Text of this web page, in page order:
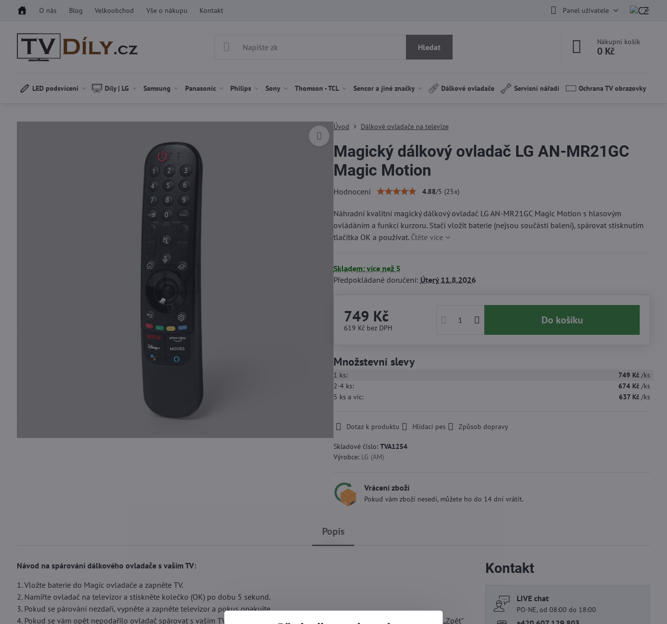
O nás Blog Velkoobchod Vše o nákupu Kontakt Panel uživatele
Hledat
Nákupní košík
0 Kč
LED podsvícení Díly | LG Samsung Panasonic Philips Sony Thomson - TCL Sencor a jiné značky Dálkové ovladače Servisní nářadí Ochrana TV obrazovky
Úvod Dálkové ovladače na televize
Magický dálkový ovladač LG AN-MR21GC
Magic Motion
Hodnocení 4.88/5 (25x)
Náhradní kvalitní magický dálkový ovladač LG AN-MR21GC Magic Motion s hlasovým
ovládáním a funkcí kurzoru. Stačí vložit baterie (nejsou součástí balení), spárovat stisknutím
tlačítka OK a používat. Čtěte více
Skladem: více než 5
Předpokládané doručení: Úterý11.8.2026
749 Kč
619 Kč bez DPH
Do košíku
Množstevní slevy
1 ks: 749 Kč /ks
2-4ks: 674 Kč /ks
5 ks a víc: 637 Kč /ks
Dotaz k produktu Hlídací pes Způsob dopravy
Skladové číslo: TVA1254
Výrobce: LG (AM)
Vrácení zboží
Pokud vám zboží nesedí, můžete ho do 14 dní vrátit.
Popis
Návod na spárování dálkového ovladače s vaším TV:
1. Vložte baterie do Magic ovladače a zapněte TV.
2. Namiřte ovladač na televizor a stiskněte kolečko (OK) po dobu 5 sekund.
3. Pokud se párování nezdaří, vypněte a zapněte televizor a pokus opakujte.
4. Pokud se vám opět nepodařilo ovladač spárovat s vaším TV, proveďte reset ovladače: stiskněte tlačítka „HOME" (domeček) a „Zpět"
Kontakt
LIVE chat
PO-NE, od 08:00 do 18:00